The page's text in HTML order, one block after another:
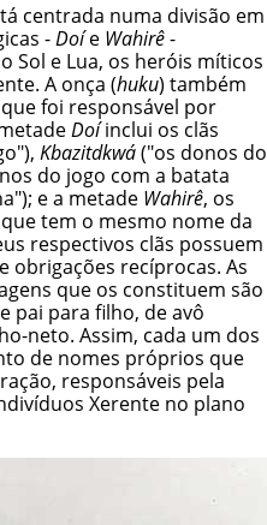
centrada numa divisão em
-Doíe Wahirê-
Sol e Lua, os heróis míticos
A onça (huku) também
foi responsável por
Doíinclui os clãs
Kbazitdkwá("os donos do
do jogo com a batata
e a metade Wahirê, os
tem o mesmo nome da
respectivos clãs possuem
obrigações recíprocas. As
que os constituem são
pai para filho, de avô
neto. Assim, cada um dos
de nomes próprios que
responsáveis pela
Xerente no plano